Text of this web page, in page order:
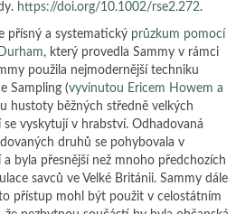
https://doi.org/10.1002/rse2.272.
přísný a systematický průzkum pomocí
, který provedla Sammy v rámci
použila nejmodernější techniku
Sampling (vyvinutou Ericem Howem a
hustoty běžných středně velkých
vyskytují v hrabství. Odhadovaná
druhů se pohybovala v
a byla přesnější než mnoho předchozích
savců ve Velké Británii. Sammy dále
přístup mohl být použit v celostátním